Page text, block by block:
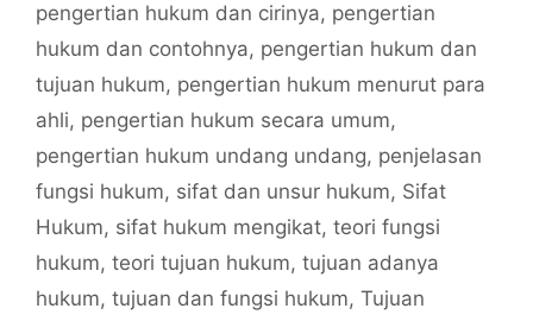
pengertian hukum dan cirinya, pengertian
hukum dan contohnya, pengertian hukum dan
tujuan hukum, pengertian hukum menurut para
ahli, pengertian hukum secara umum,
pengertian hukum undang undang, penjelasan
fungsi hukum, sifat dan unsur hukum, Sifat
Hukum, sifat hukum mengikat, teori fungsi
hukum, teori tujuan hukum, tujuan adanya
hukum, tujuan dan fungsi hukum, Tujuan